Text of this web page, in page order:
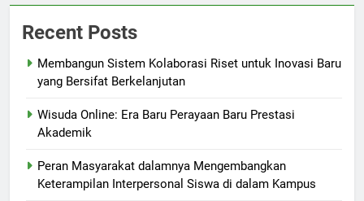
Recent Posts
Membangun Sistem Kolaborasi Riset untuk Inovasi Baru
yang Bersifat Berkelanjutan
Wisuda Online: Era Baru Perayaan Baru Prestasi
Akademik
Peran Masyarakat dalamnya Mengembangkan
Keterampilan Interpersonal Siswa di dalam Kampus